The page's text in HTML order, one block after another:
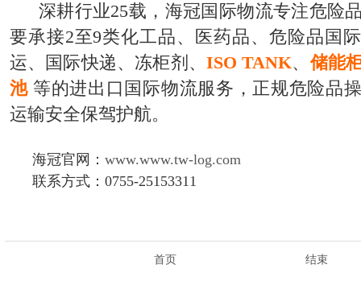
深耕行业25载，海冠国际物流专注危险
要承接2至9类化工品、医药品、危险品国
运、国际快递、冻柜剂、ISO TANK、 储能
池等的进出口国际物流服务，正规危险品
运输安全保驾护航。
海冠官网： www.www.tw-log.com
联系方式：0755-25153311
首页 结束